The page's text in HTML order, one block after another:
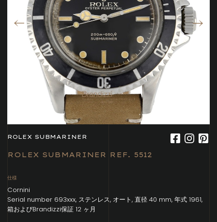
ROLEX SUBMARINER
ROLEX SUBMARINER REF. 5512
仕様
Cornini
Serial number 693xxx, ステンレス, オート, 直径 40 mm, 年式 1961,
箱およびBrandizzi保証 12 ヶ月